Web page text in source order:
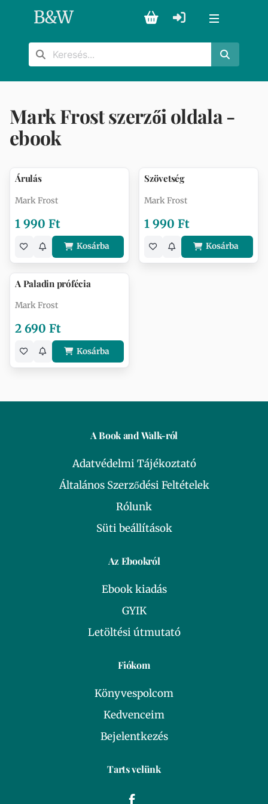
B&W
Mark Frost szerzői oldala -
ebook
Árulás
Mark Frost
1 990 Ft
Kosárba
Szövetség
Mark Frost
1 990 Ft
Kosárba
A Paladin prófécia
Mark Frost
2 690 Ft
Kosárba
A Book and Walk-ról
Adatvédelmi Tájékoztató
Általános Szerződési Feltételek
Rólunk
Süti beállítások
Az Ebookról
Ebook kiadás
GYIK
Letöltési útmutató
Fiókom
Könyvespolcom
Kedvenceim
Bejelentkezés
Tarts velünk